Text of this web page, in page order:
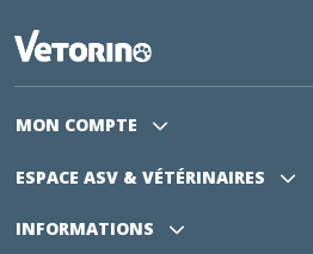
MON COMPTE
ESPACE ASV & VÉTÉRINAIRES
INFORMATIONS